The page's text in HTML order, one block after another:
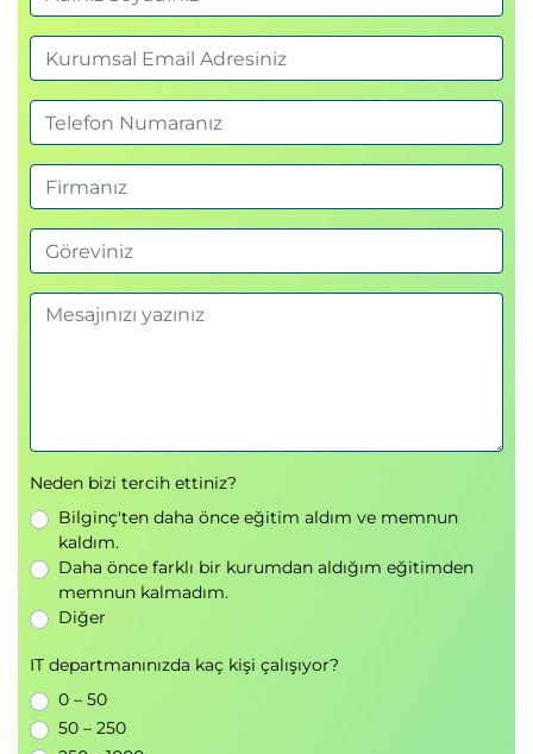
Neden bizi tercih ettiniz?
Bilginç'ten daha önce eğitim aldım ve memnun
kaldım.
Daha önce farklı bir kurumdan aldığım eğitimden
memnun kalmadım.
Diğer
IT departmanınızda kaç kişi çalışıyor?
0 – 50
50 – 250